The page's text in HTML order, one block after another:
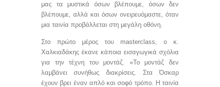
μας τα μυστικά όσων βλέπουμε, όσων δεν
βλέπουμε, αλλά και όσων ονειρευόμαστε, όταν
μια ταινία προβάλλεται στη μεγάλη οθόνη.
Στο πρώτο μέρος του masterclass, ο κ.
Χαλκιαδάκης έκανε κάποια εισαγωγικά σχόλια
για την τέχνη του μοντάζ. «Το μοντάζ δεν
λαμβάνει συνήθως διακρίσεις. Στα Όσκαρ
έχουν βρει έναν απλό και σοφό τρόπο. Η ταινία